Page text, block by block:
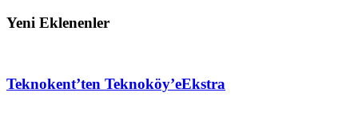
Yeni Eklenenler
Teknokent’ten Teknoköy’eEkstra